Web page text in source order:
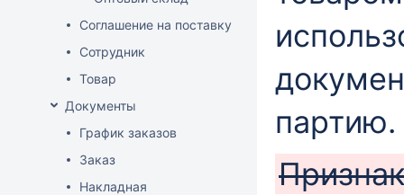
Соглашение на поставку
Сотрудник
Товар
Документы
График заказов
Заказ
Накладная